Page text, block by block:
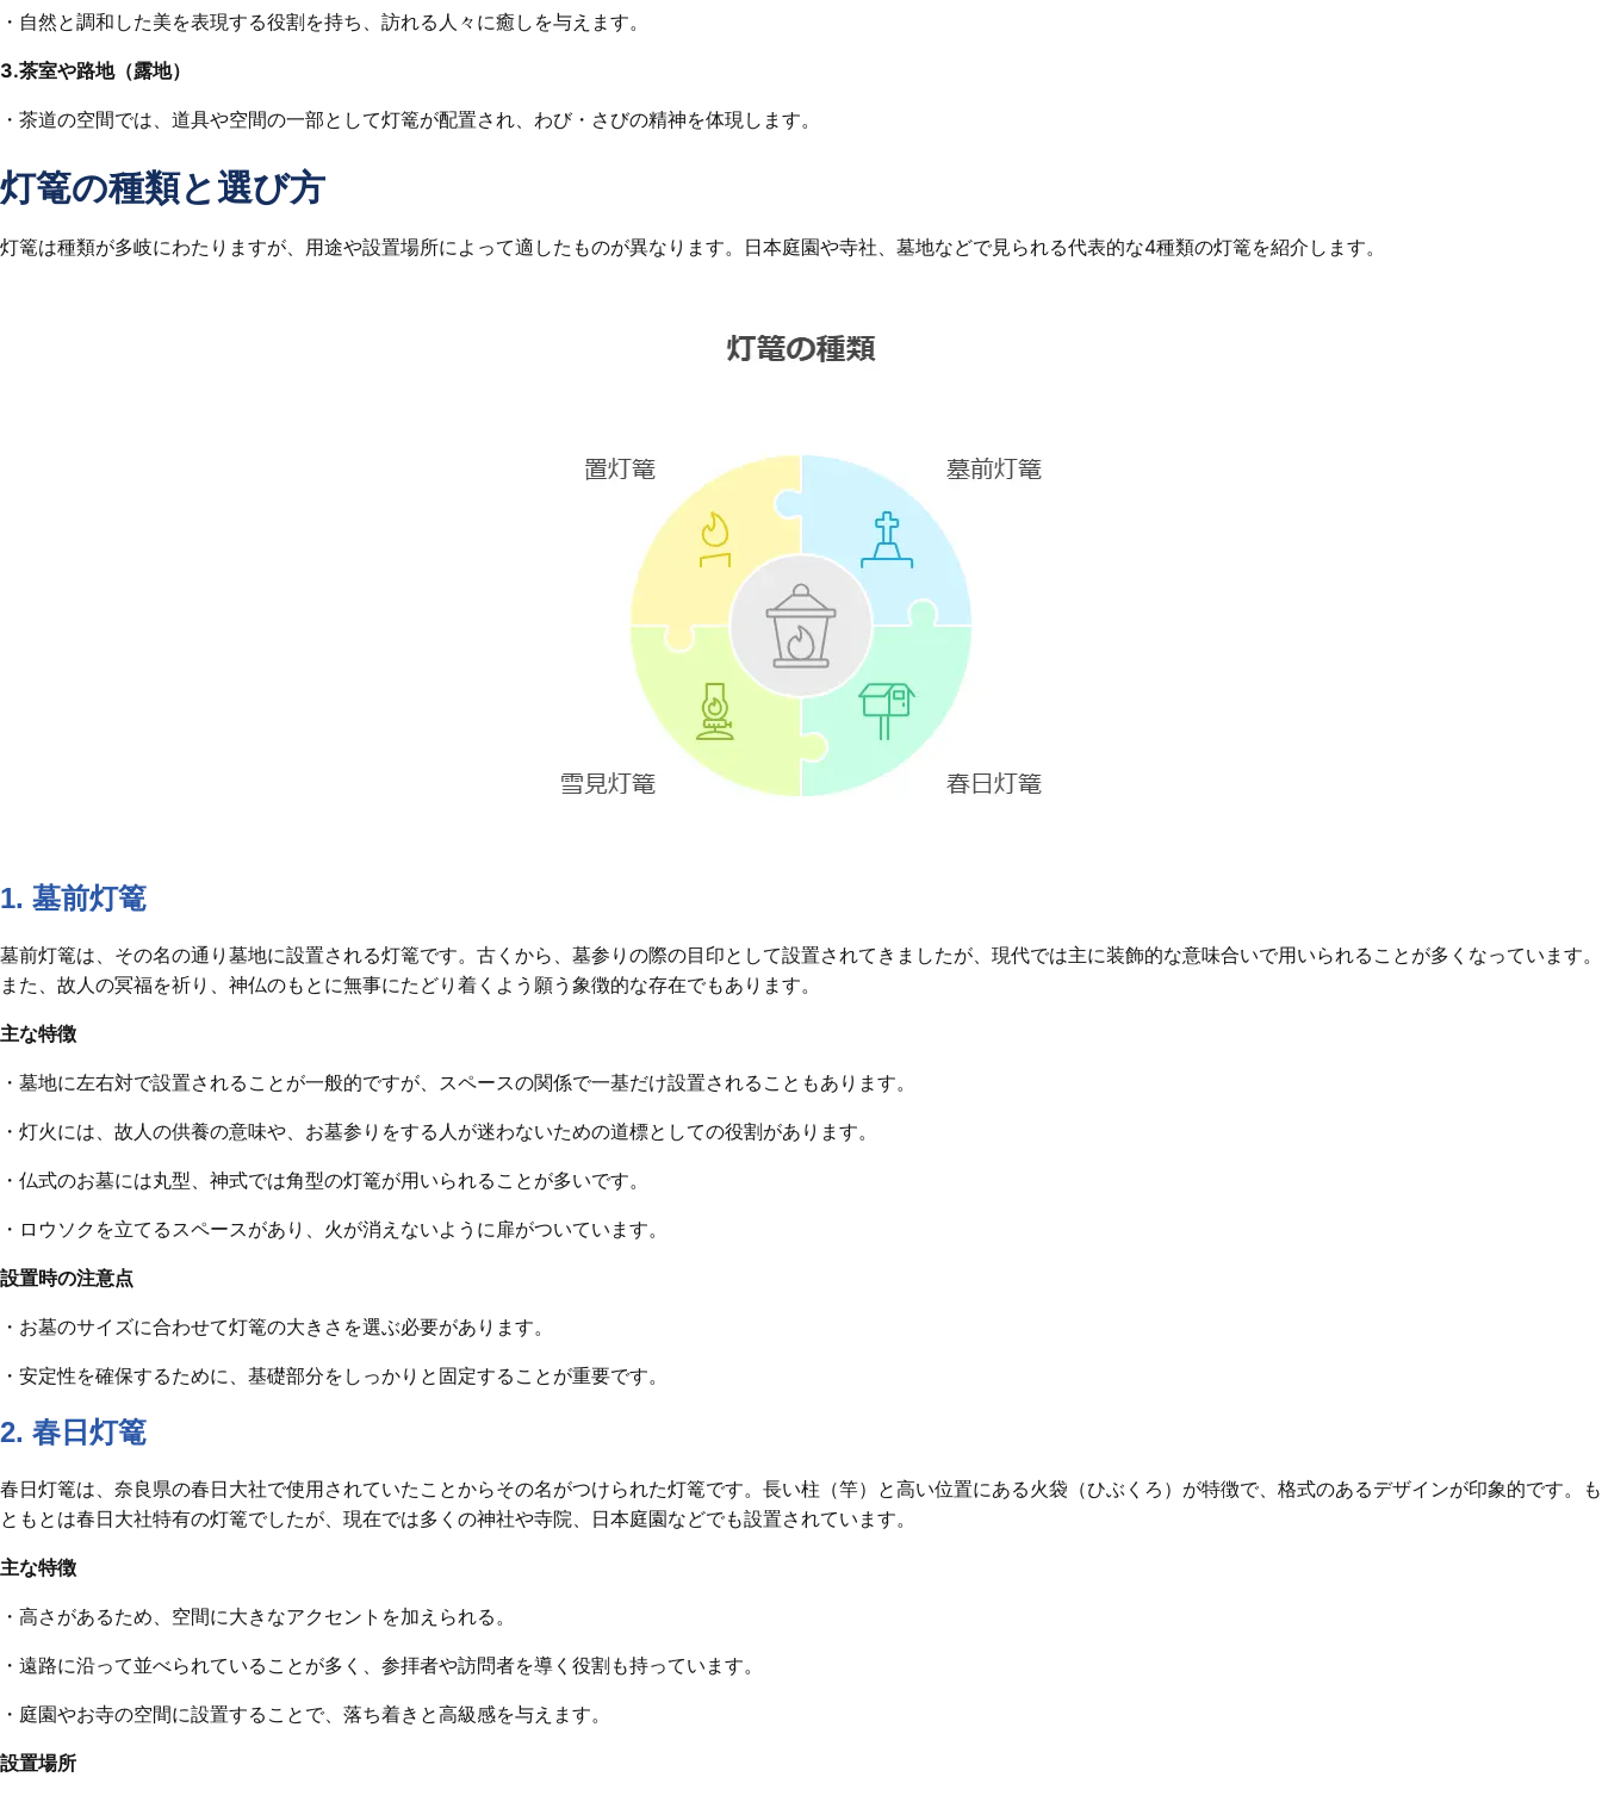
・自然と調和した美を表現する役割を持ち、訪れる人々に癒しを与えます。
3.茶室や路地（露地）
・茶道の空間では、道具や空間の一部として灯篭が配置され、わび・さびの精神を体現します。
灯篭の種類と選び方
灯篭は種類が多岐にわたりますが、用途や設置場所によって適したものが異なります。日本庭園や寺社、墓地などで見られる代表的な4種類の灯篭を紹介します。
1. 墓前灯篭
墓前灯篭は、その名の通り墓地に設置される灯篭です。古くから、墓参りの際の目印として設置されてきましたが、現代では主に装飾的な意味合いで用いられることが多くなっています。
また、故人の冥福を祈り、神仏のもとに無事にたどり着くよう願う象徴的な存在でもあります。
主な特徴
・墓地に左右対で設置されることが一般的ですが、スペースの関係で一基だけ設置されることもあります。
・灯火には、故人の供養の意味や、お墓参りをする人が迷わないための道標としての役割があります。
・仏式のお墓には丸型、神式では角型の灯篭が用いられることが多いです。
・ロウソクを立てるスペースがあり、火が消えないように扉がついています。
設置時の注意点
・お墓のサイズに合わせて灯篭の大きさを選ぶ必要があります。
・安定性を確保するために、基礎部分をしっかりと固定することが重要です。
2. 春日灯篭
春日灯篭は、奈良県の春日大社で使用されていたことからその名がつけられた灯篭です。長い柱（竿）と高い位置にある火袋（ひぶくろ）が特徴で、格式のあるデザインが印象的です。も
ともとは春日大社特有の灯篭でしたが、現在では多くの神社や寺院、日本庭園などでも設置されています。
主な特徴
・高さがあるため、空間に大きなアクセントを加えられる。
・遠路に沿って並べられていることが多く、参拝者や訪問者を導く役割も持っています。
・庭園やお寺の空間に設置することで、落ち着きと高級感を与えます。
設置場所